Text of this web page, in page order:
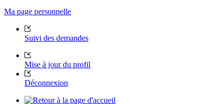
Ma page personnelle
Suivi des demandes
Mise à jour du profil
Déconnexion